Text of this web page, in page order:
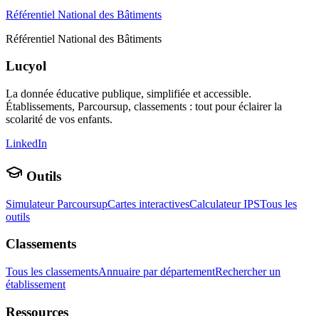
Référentiel National des Bâtiments
Référentiel National des Bâtiments
Lucyol
La donnée éducative publique, simplifiée et accessible.
Établissements, Parcoursup, classements : tout pour éclairer la
scolarité de vos enfants.
LinkedIn
Outils
Simulateur ParcoursupCartes interactivesCalculateur IPSTous les
outils
Classements
Tous les classementsAnnuaire par départementRechercher un
établissement
Ressources